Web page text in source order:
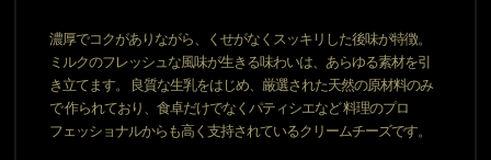
濃厚でコクがありながら、くせがなくスッキリした後味が特徴。
ミルクのフレッシュな風味が生きる味わいは、あらゆる素材を引
き立てます。 良質な生乳をはじめ、厳選された天然の原材料のみ
で 作られており、食卓だけでなくパティシエなど 料理のプロ
フェッショナルからも高く支持されているクリームチーズです。